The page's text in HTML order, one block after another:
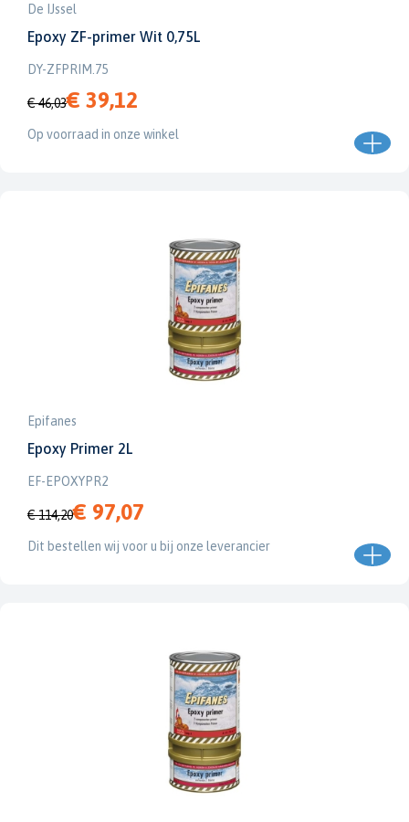
De IJssel
Epoxy ZF-primer Wit 0,75L
DY-ZFPRIM.75
€ 46,03€ 39,12
Op voorraad in onze winkel
Epifanes
Epoxy Primer 2L
EF-EPOXYPR2
€ 114,20€ 97,07
Dit bestellen wij voor u bij onze leverancier